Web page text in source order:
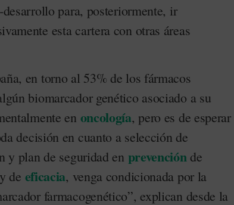
para, posteriormente, ir
esta cartera con otras áreas
en torno al 53% de los fármacos
biomarcador genético asociado a su
en oncología, pero es de esperar
decisión en cuanto a selección de
y plan de seguridad en prevenciónde
de eficacia, venga condicionada por la
farmacogenético”, explican desde la